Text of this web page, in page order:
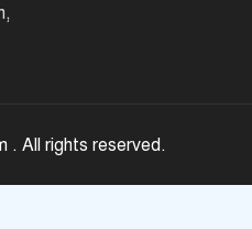
,
. All rights reserved.